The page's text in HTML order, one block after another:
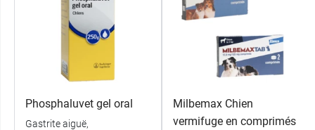
Phosphaluvet gel oral
Gastrite aiguë,
Milbemax Chien
vermifuge en comprimés